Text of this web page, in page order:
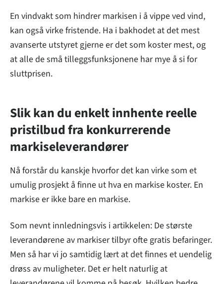
En vindvakt som hindrer markisen i å vippe ved vind,
kan også virke fristende. Ha i bakhodet at det mest
avanserte utstyret gjerne er det som koster mest, og
at alle de små tilleggsfunksjonene har mye å si for
sluttprisen.
Slik kan du enkelt innhente reelle
pristilbud fra konkurrerende
markiseleverandører
Nå forstår du kanskje hvorfor det kan virke som et
umulig prosjekt å finne ut hva en markise koster. En
markise er ikke bare en markise.
Som nevnt innledningsvis i artikkelen: De største
leverandørene av markiser tilbyr ofte gratis befaringer.
Men så har vi jo samtidig lært at det finnes et uendelig
drøss av muligheter. Det er helt naturlig at